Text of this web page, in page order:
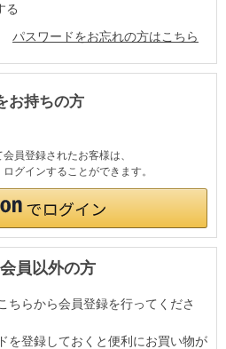
る
パスワードをお忘れの方はこちら
お持ちの方
員登録されたお客様は、
グインすることができます。
員以外の方
ちらから会員登録を行ってくださ
を登録しておくと便利にお買い物が